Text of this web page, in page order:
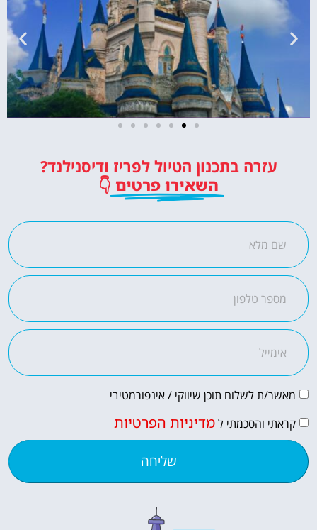
כרטיסי כניסה לפארק השעשועים
הכי מפורסם באירופה!
לחצו פה!
עזרה בתכנון הטיול לפריז ודיסנילנד?
השאירו פרטים 👇
מאשר/ת לשלוח תוכן שיווקי / אינפורמטיבי
קראתי והסכמתי למדיניות הפרטיות
שליחה